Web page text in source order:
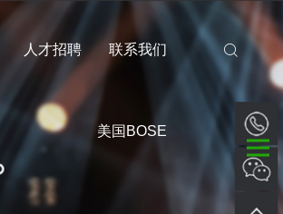
人才招聘 联系我们
美国BOSE